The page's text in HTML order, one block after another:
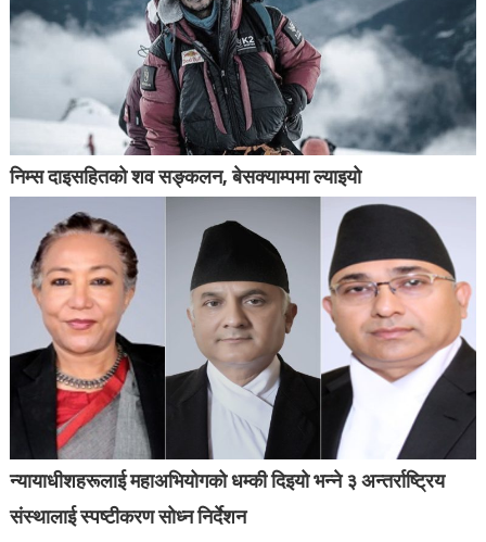
निम्स दाइसहितको शव सङ्कलन, बेसक्याम्पमा ल्याइयो
न्यायाधीशहरूलाई महाअभियोगको धम्की दिइयो भन्ने ३ अन्तर्राष्ट्रिय
संस्थालाई स्पष्टीकरण सोध्न निर्देशन